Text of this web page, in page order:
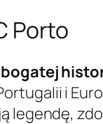
Porto
i
legendę,